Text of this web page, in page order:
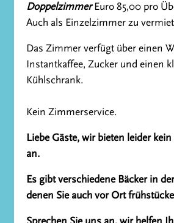
DoppelzimmerEuro 85,00 pro
Auch als Einzelzimmer zu
Das Zimmer verfügt über einen
Instantkaffee, Zucker und einen
Kühlschrank.
Kein Zimmerservice.
Liebe Gäste, wir bieten leider
an.
Es gibt verschiedene Bäcker in
denen Sie auch vor Ort